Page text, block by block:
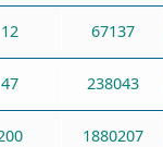
12 67137
47 238043
1880207